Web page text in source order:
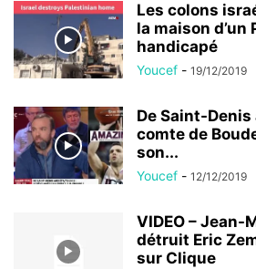
Les colons
la maison d’un
handicapé
Youcef - 19/12/2019
De Saint-
comte de
son...
Youcef - 12/12/2019
VIDEO –
détruit Eric
sur Clique